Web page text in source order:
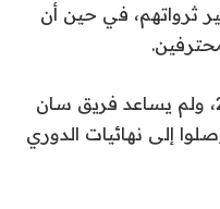
ثرواتهم، في حين أن
على سبيل المثال، كان فيكتور ويمبانياما أول اختيار شامل في عام 2023، ولم يساعد فريق سان
إلى نهائيات الدوري